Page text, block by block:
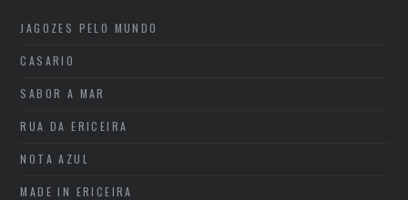
JAGOZES PELO MUNDO
CASARIO
SABOR A MAR
RUA DA ERICEIRA
NOTA AZUL
MADE IN ERICEIRA